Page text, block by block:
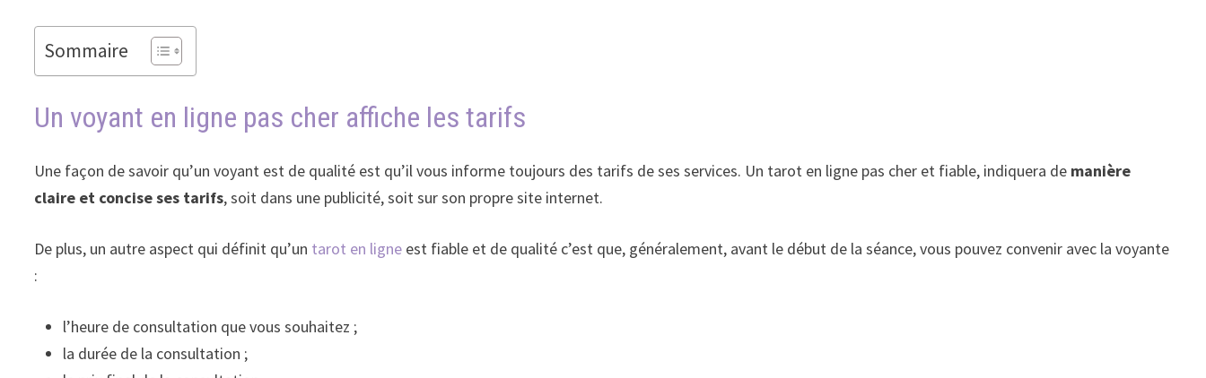
Sommaire
Un voyant en ligne pas cher affiche les tarifs
Une façon de savoir qu’un voyant est de qualité est qu’il vous informe toujours des tarifs de ses services. Un tarot en ligne pas cher et fiable, indiquera de manière
claire et concise ses tarifs, soit dans une publicité, soit sur son propre site internet.
De plus, un autre aspect qui définit qu’un tarot en ligne est fiable et de qualité c’est que, généralement, avant le début de la séance, vous pouvez convenir avec la voyante
:
l’heure de consultation que vous souhaitez ;
la durée de la consultation ;